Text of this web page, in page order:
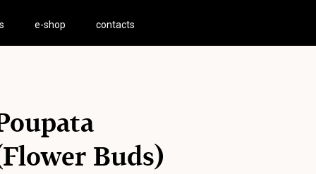
e-shop contacts
Buds)